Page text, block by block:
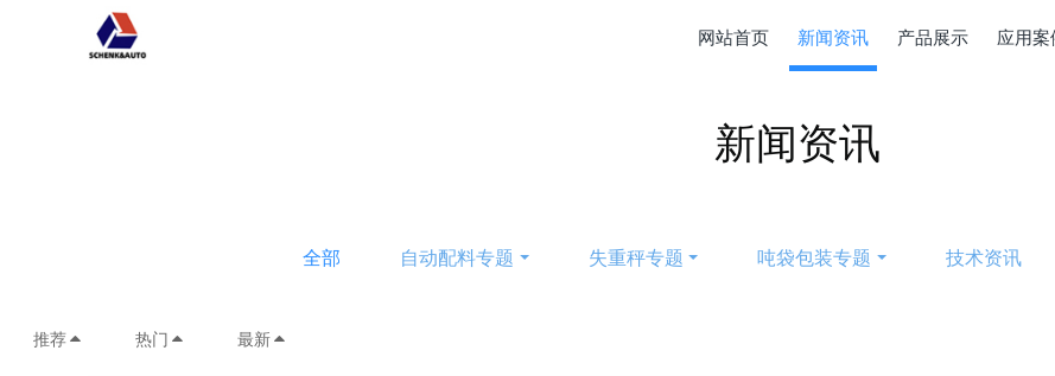
网站首页 新闻资讯 产品展示 应用案
新闻资讯
全部 自动配料专题 失重秤专题 吨袋包装专题 技术资讯
推荐 热门 最新